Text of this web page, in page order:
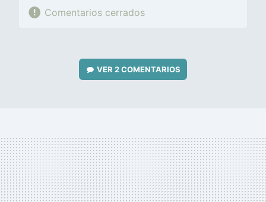
Comentarios cerrados
VER2 COMENTARIOS